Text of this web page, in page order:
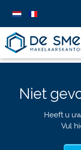
Niet
Heeft u
Vul